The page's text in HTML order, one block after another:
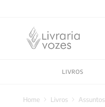
LIVROS
Livros Assuntos